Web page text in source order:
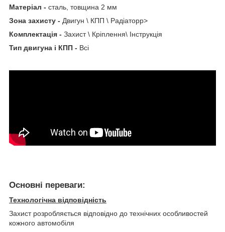
Матеріал - сталь, товщина 2 мм
Зона захисту - Двигун \ КПП \ Радіаторp>
Комплектація - Захист \ Кріплення\ Інструкція
Тип двигуна і КПП - Всі
Основні переваги:
Технологічна відповідність
Захист розробляється відповідно до технічних особливостей
кожного автомобіля